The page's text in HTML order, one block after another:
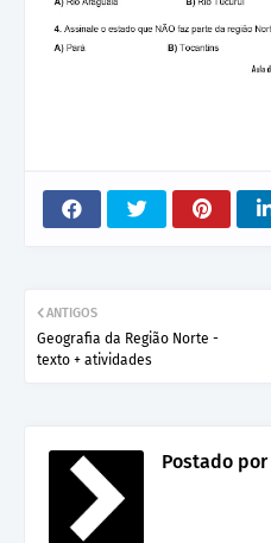
ANTIGOS
Geografia da Região Norte -
texto + atividades
Postado por